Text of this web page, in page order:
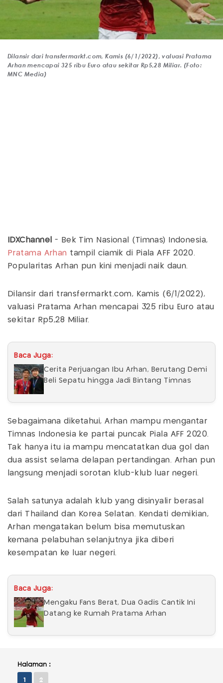
Dilansir dari transfermarkt.com, Kamis (6/1/2022), valuasi Pratama
Arhan mencapai 325 ribu Euro atau sekitar Rp5,28 Miliar. (Foto:
MNC Media)
IDXChannel - Bek Tim Nasional (Timnas) Indonesia,
Pratama Arhan tampil ciamik di Piala AFF 2020.
Popularitas Arhan pun kini menjadi naik daun.
Dilansir dari transfermarkt.com, Kamis (6/1/2022),
valuasi Pratama Arhan mencapai 325 ribu Euro atau
sekitar Rp5,28 Miliar.
Baca Juga:
Cerita Perjuangan Ibu Arhan, Berutang Demi
Beli Sepatu hingga Jadi Bintang Timnas
Sebagaimana diketahui, Arhan mampu mengantar
Timnas Indonesia ke partai puncak Piala AFF 2020.
Tak hanya itu ia mampu mencatatkan dua gol dan
dua assist selama delapan pertandingan. Arhan pun
langsung menjadi sorotan klub-klub luar negeri.
Salah satunya adalah klub yang disinyalir berasal
dari Thailand dan Korea Selatan. Kendati demikian,
Arhan mengatakan belum bisa memutuskan
kemana pelabuhan selanjutnya jika diberi
kesempatan ke luar negeri.
Baca Juga:
Mengaku Fans Berat, Dua Gadis Cantik Ini
Datang ke Rumah Pratama Arhan
Halaman :
1 2